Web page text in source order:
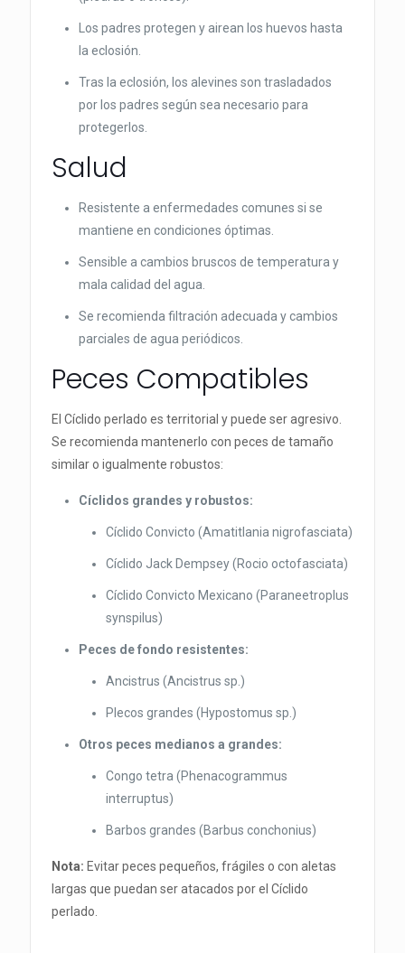
Los padres protegen y airean los huevos hasta
la eclosión.
Tras la eclosión, los alevines son trasladados
por los padres según sea necesario para
protegerlos.
Salud
Resistente a enfermedades comunes si se
mantiene en condiciones óptimas.
Sensible a cambios bruscos de temperatura y
mala calidad del agua.
Se recomienda filtración adecuada y cambios
parciales de agua periódicos.
Peces Compatibles
El Cíclido perlado es territorial y puede ser agresivo.
Se recomienda mantenerlo con peces de tamaño
similar o igualmente robustos:
Cíclidos grandes y robustos:
Cíclido Convicto (Amatitlania nigrofasciata)
Cíclido Jack Dempsey (Rocio octofasciata)
Cíclido Convicto Mexicano (Paraneetroplus
synspilus)
Peces de fondo resistentes:
Ancistrus (Ancistrus sp.)
Plecos grandes (Hypostomus sp.)
Otros peces medianos a grandes:
Congo tetra (Phenacogrammus
interruptus)
Barbos grandes (Barbus conchonius)
Nota: Evitar peces pequeños, frágiles o con aletas
largas que puedan ser atacados por el Cíclido
perlado.